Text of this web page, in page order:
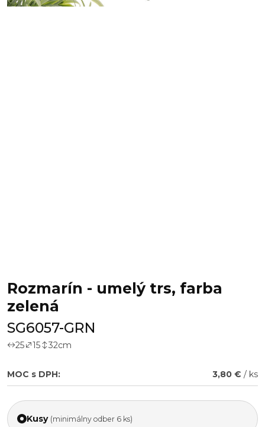
Rozmarín - umelý trs, farba
zelená
SG6057-GRN
25 15 32cm
MOC s DPH: 3,80 € / ks
Kusy (minimálny odber 6 ks)